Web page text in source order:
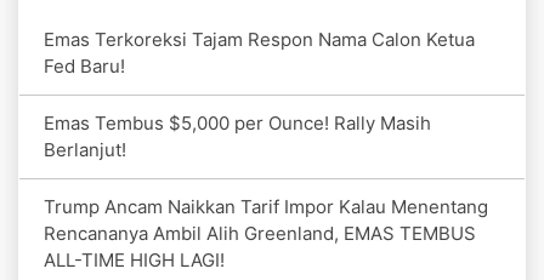
Emas Terkoreksi Tajam Respon Nama Calon Ketua
Fed Baru!
Emas Tembus $5,000 per Ounce! Rally Masih
Berlanjut!
Trump Ancam Naikkan Tarif Impor Kalau Menentang
Rencananya Ambil Alih Greenland, EMAS TEMBUS
ALL-TIME HIGH LAGI!